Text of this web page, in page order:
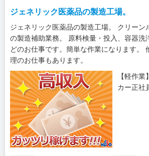
ジェネリック医薬品の製造工場。
ジェネリック医薬品の製造工場。 クリーン
の製造補助業務。 原料検量・投入、容器洗
どのお仕事です。簡単な作業になります。
理のお仕事もあります。
【軽作
カー正社